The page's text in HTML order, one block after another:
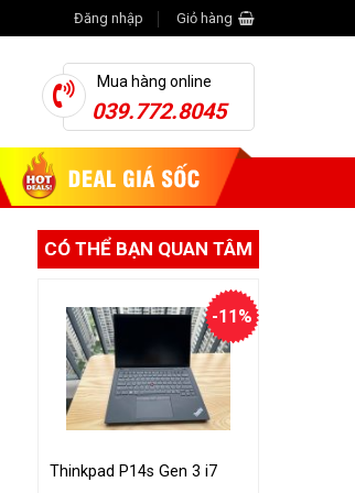
Đăng nhập Giỏ hàng
Mua hàng online
039.772.8045
CÓ THỂ BẠN QUAN TÂM
-11%
Thinkpad P14s Gen 3 i7